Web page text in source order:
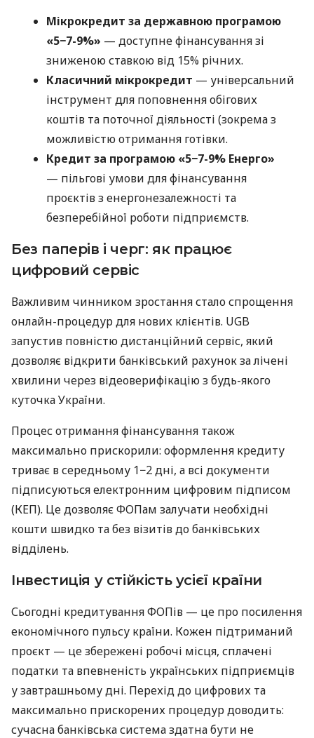
Мікрокредит за державною програмою
«5−7-9%» — доступне фінансування зі
зниженою ставкою від 15% річних.
Класичний мікрокредит — універсальний
інструмент для поповнення обігових
коштів та поточної діяльності (зокрема з
можливістю отримання готівки.
Кредит за програмою «5−7-9% Енерго»
— пільгові умови для фінансування
проєктів з енергонезалежності та
безперебійної роботи підприємств.
Без паперів і черг: як працює
цифровий сервіс
Важливим чинником зростання стало спрощення
онлайн-процедур для нових клієнтів. UGB
запустив повністю дистанційний сервіс, який
дозволяє відкрити банківський рахунок за лічені
хвилини через відеоверифікацію з будь-якого
куточка України.
Процес отримання фінансування також
максимально прискорили: оформлення кредиту
триває в середньому 1−2 дні, а всі документи
підписуються електронним цифровим підписом
(КЕП). Це дозволяє ФОПам залучати необхідні
кошти швидко та без візитів до банківських
відділень.
Інвестиція у стійкість усієї країни
Сьогодні кредитування ФОПів — це про посилення
економічного пульсу країни. Кожен підтриманий
проєкт — це збережені робочі місця, сплачені
податки та впевненість українських підприємців
у завтрашньому дні. Перехід до цифрових та
максимально прискорених процедур доводить:
сучасна банківська система здатна бути не